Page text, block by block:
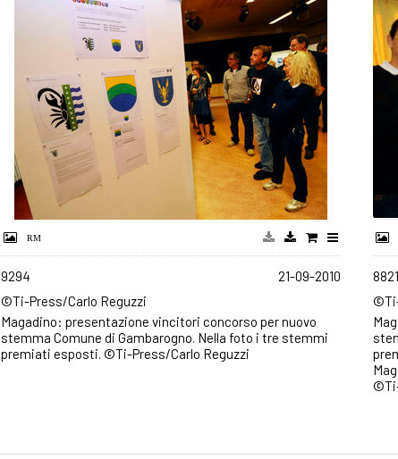
9294
21-09-2010
©Ti-Press/Carlo Reguzzi
Magadino: presentazione vincitori concorso per nuovo
stemma Comune di Gambarogno. Nella foto i tre stemmi
premiati esposti. ©Ti-Press/Carlo Reguzzi
8821